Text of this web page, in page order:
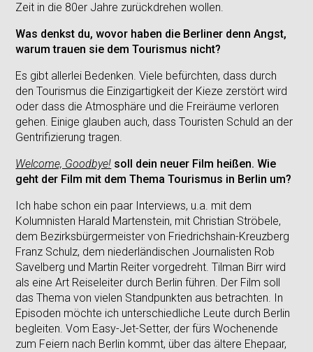
Zeit in die 80er Jahre zurückdrehen wollen.
Was denkst du, wovor haben die Berliner denn Angst,
warum trauen sie dem Tourismus nicht?
Es gibt allerlei Bedenken. Viele befürchten, dass durch
den Tourismus die Einzigartigkeit der Kieze zerstört wird
oder dass die Atmosphäre und die Freiräume verloren
gehen. Einige glauben auch, dass Touristen Schuld an der
Gentrifizierung tragen.
Welcome, Goodbye! soll dein neuer Film heißen. Wie
geht der Film mit dem Thema Tourismus in Berlin um?
Ich habe schon ein paar Interviews, u.a. mit dem
Kolumnisten Harald Martenstein, mit Christian Ströbele,
dem Bezirksbürgermeister von Friedrichshain-Kreuzberg
Franz Schulz, dem niederländischen Journalisten Rob
Savelberg und Martin Reiter vorgedreht. Tilman Birr wird
als eine Art Reiseleiter durch Berlin führen. Der Film soll
das Thema von vielen Standpunkten aus betrachten. In
Episoden möchte ich unterschiedliche Leute durch Berlin
begleiten. Vom Easy-Jet-Setter, der fürs Wochenende
zum Feiern nach Berlin kommt, über das ältere Ehepaar,